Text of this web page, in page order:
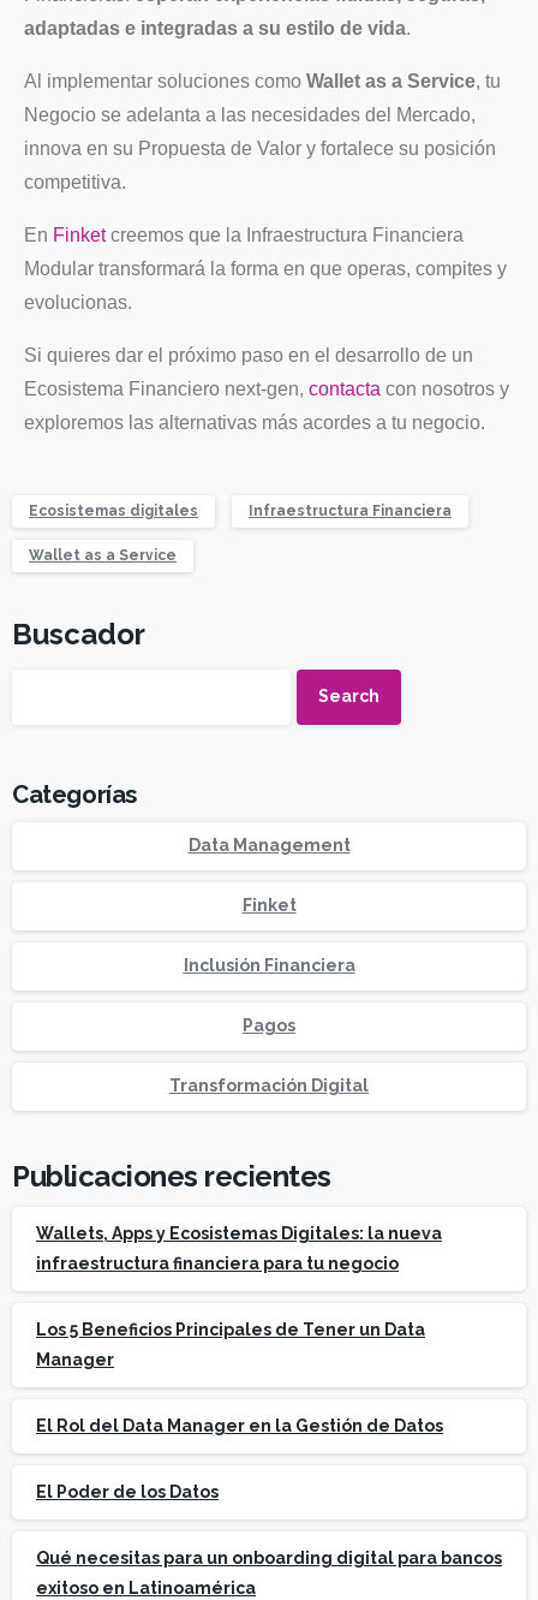
adaptadas e integradas a su estilo de vida.
Al implementar soluciones como Wallet as a Service, tu
Negocio se adelanta a las necesidades del Mercado,
innova en su Propuesta de Valor y fortalece su posición
competitiva.
En Finketcreemos que la Infraestructura Financiera
Modular transformará la forma en que operas, compites y
evolucionas.
Si quieres dar el próximo paso en el desarrollo de un
Ecosistema Financiero next-gen, contacta con nosotros y
exploremos las alternativas más acordes a tu negocio.
Ecosistemas digitales Infraestructura Financiera
Wallet as a Service
Buscador
Search
Categorías
Data Management
Finket
Inclusión Financiera
Pagos
Transformación Digital
Publicaciones recientes
Wallets, Apps y Ecosistemas Digitales: la nueva
infraestructura financiera para tu negocio
Los 5 Beneficios Principales de Tener un Data
Manager
El Rol del Data Manager en la Gestión de Datos
El Poder de los Datos
Qué necesitas para un onboarding digital para bancos
exitoso en Latinoamérica